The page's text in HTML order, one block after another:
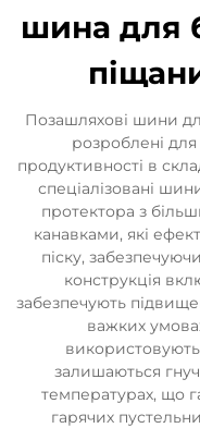
шина для
Позашляхові шини
розроблені
продуктивності в
спеціалізовані
протектора з
канавками, які
піску,
конструкція
забезпечують
важких
залишаються
температурах, що
гарячих